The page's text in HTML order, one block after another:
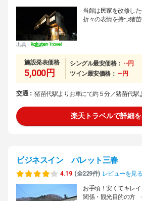
出典：
当館は民家を改修し
折々の表情を持つ猪
施設発表価格
5,000円
シングル最安価格： --円
ツイン最安価格： --円
交通： 猪苗代駅よりお車にて約５分／猪苗代駅
楽天トラベルで詳細
ビジネスイン パレット三春
4.19 (全229件) レビューを見る
お手頃！安くてキレ
関係・観光目的の方